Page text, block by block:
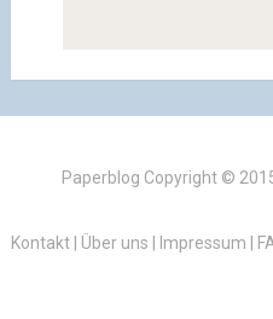
Paperblog Copyright ©
Kontakt| Über uns Impressum